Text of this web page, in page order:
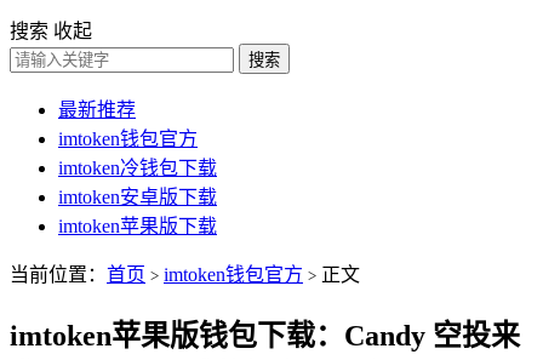
搜索 收起
搜索
最新推荐
imtoken钱包官方
imtoken冷钱包下载
imtoken安卓版下载
imtoken苹果版下载
当前位置： 首页 > imtoken钱包官方 > 正文
imtoken苹果版钱包下载：Candy 空投来